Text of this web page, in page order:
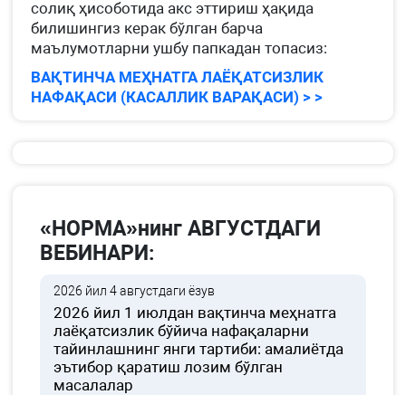
солиқ ҳисоботида акс эттириш ҳақида
билишингиз керак бўлган барча
маълумотларни ушбу папкадан топасиз:
ВАҚТИНЧА МЕҲНАТГА ЛАЁҚАТСИЗЛИК
НАФАҚАСИ (КАСАЛЛИК ВАРАҚАСИ) > >
«НОРМА»нинг АВГУСТДАГИ
ВЕБИНАРИ:
2026 йил 4 августдаги ёзув
2026 йил 1 июлдан вақтинча меҳнатга
лаёқатсизлик бўйича нафақаларни
тайинлашнинг янги тартиби: амалиётда
эътибор қаратиш лозим бўлган
масалалар